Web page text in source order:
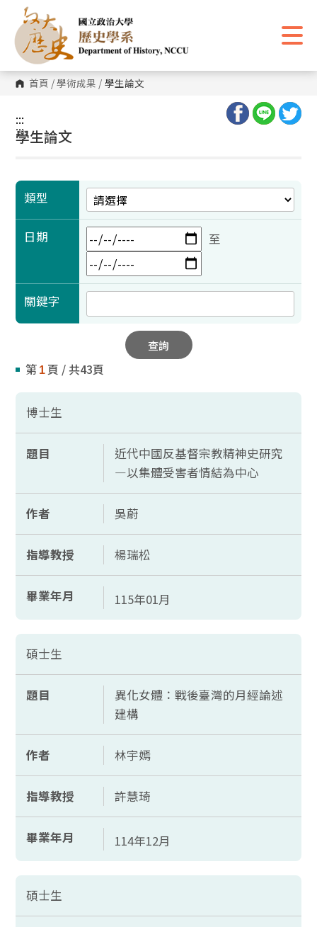
主
要
內
區
塊 首頁 /學術成果 / 學生論文
:::
:::
學生論文
類型
日期 至
關鍵字
查詢
第 1 頁 / 共43頁
博士生
題目
近代中國反基督宗教精神史研究
—以集體受害者情結為中心
作者 吳蔚
指導教授 楊瑞松
畢業年月 115年01月
碩士生
題目
異化女體：戰後臺灣的月經論述
建構
作者 林宇嫣
指導教授 許慧琦
畢業年月 114年12月
碩士生